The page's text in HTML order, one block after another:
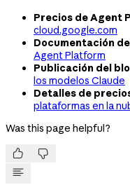
Precios de Agent
cloud.google.com
Documentación
Agent Platform
Publicación del
los modelos Claude
Detalles de
plataformas en la
Was this page helpful?
 